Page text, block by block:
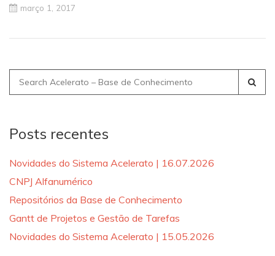
março 1, 2017
Search
for:
Posts recentes
Novidades do Sistema Acelerato | 16.07.2026
CNPJ Alfanumérico
Repositórios da Base de Conhecimento
Gantt de Projetos e Gestão de Tarefas
Novidades do Sistema Acelerato | 15.05.2026